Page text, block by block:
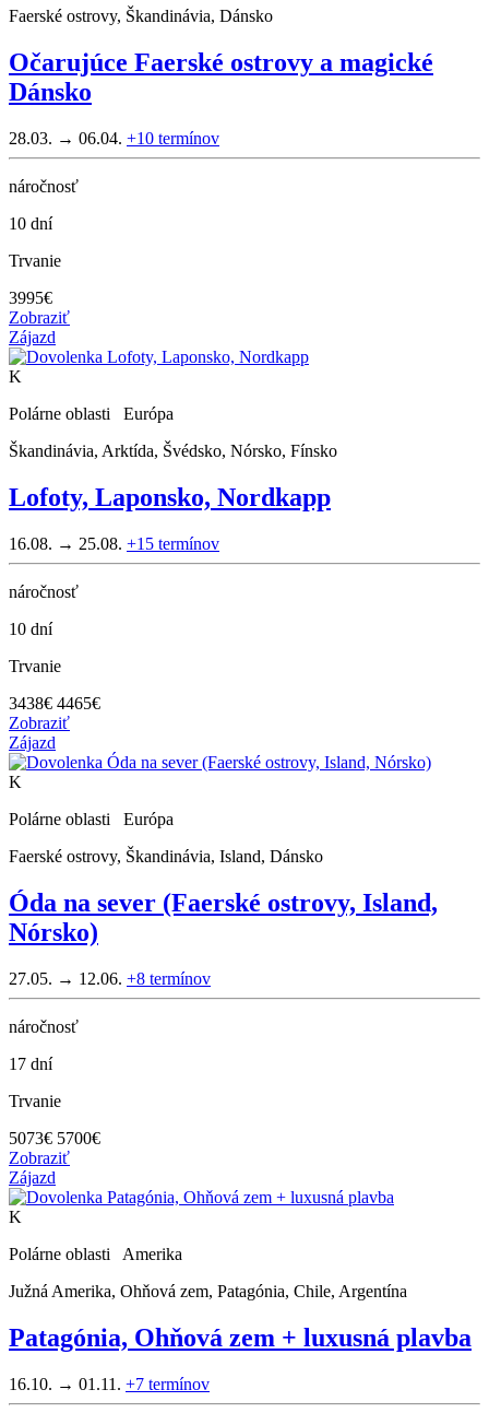
Faerské ostrovy, Škandinávia, Dánsko
Očarujúce Faerské ostrovy a magické
Dánsko
28.03. → 06.04. +10 termínov
náročnosť
10 dní
Trvanie
3995€
Zobraziť
Zájazd
K
Polárne oblasti Európa
Škandinávia, Arktída, Švédsko, Nórsko, Fínsko
Lofoty, Laponsko, Nordkapp
16.08. → 25.08. +15 termínov
náročnosť
10 dní
Trvanie
3438€ 4465€
Zobraziť
Zájazd
K
Polárne oblasti Európa
Faerské ostrovy, Škandinávia, Island, Dánsko
Óda na sever (Faerské ostrovy, Island,
Nórsko)
27.05. → 12.06. +8 termínov
náročnosť
17 dní
Trvanie
5073€ 5700€
Zobraziť
Zájazd
K
Polárne oblasti Amerika
Južná Amerika, Ohňová zem, Patagónia, Chile, Argentína
Patagónia, Ohňová zem + luxusná plavba
16.10. → 01.11. +7 termínov